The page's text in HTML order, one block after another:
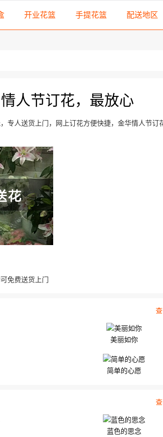
开业花篮 手提花篮 配送地区
顶...
...
合，紫...
人节订花，最放心
专人送货上门，网上订花方便快捷，金华情人节订
免费送货上门
美丽如你
简单的心愿
蓝色的思念